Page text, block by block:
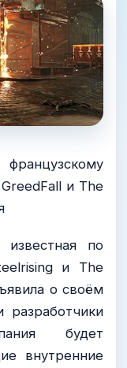
и The
известная по
и The
о своём
разработчики
будет
внутренние